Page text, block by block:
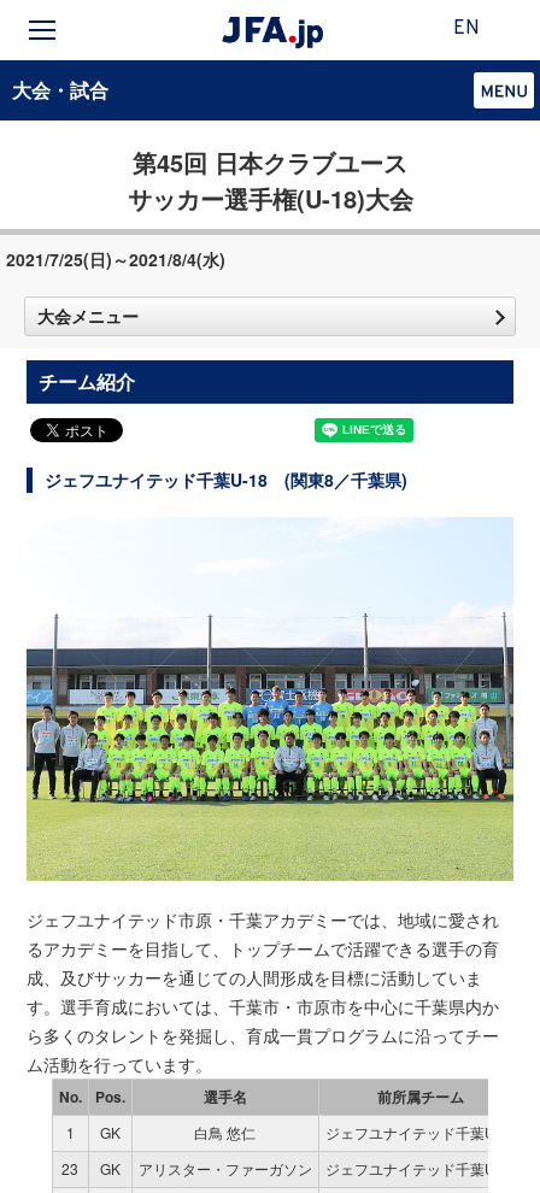
EN
大会・試合
第45回 日本クラブユース
サッカー選手権(U-18)大会
2021/7/25(日)～2021/8/4(水)
大会メニュー
チーム紹介
ジェフユナイテッド千葉U-18 (関東8／千葉県)
ジェフユナイテッド市原・千葉アカデミーでは、地域に愛され
るアカデミーを目指して、トップチームで活躍できる選手の育
成、及びサッカーを通じての人間形成を目標に活動していま
す。選手育成においては、千葉市・市原市を中心に千葉県内か
ら多くのタレントを発掘し、育成一貫プログラムに沿ってチー
ム活動を行っています。
No. Pos. 選手名 前所属チーム
1 GK 白鳥 悠仁
ジェフユナイテッド千葉U-15
23
GK アリスター・ファーガソン
ジェフユナイテッド千葉U-15